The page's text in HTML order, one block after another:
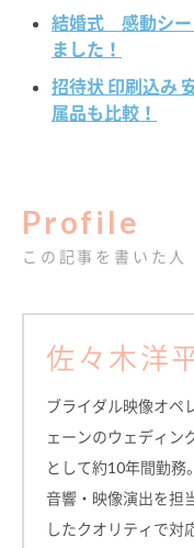
結婚式 感動シー
ました！
招待状 印刷込み
属品も比較！
Profile
この記事を書いた人
佐々木洋
ブライダル映像オペ
ェーンのウェディン
として約10年間勤務
音響・映像演出を担
したクオリティで対